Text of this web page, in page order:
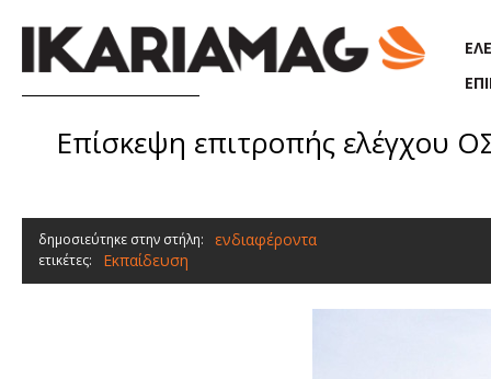
Επίσκεψη επιτροπής ελέγχου
δημοσιεύτηκε στην στήλη: ενδιαφέροντα
ετικέτες: Εκπαίδευση